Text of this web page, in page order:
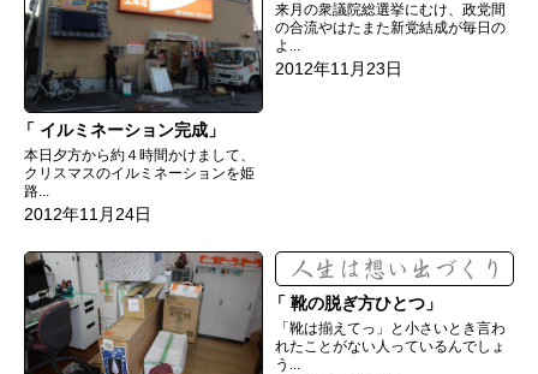
イルミネーション完成
本日夕方から約４時間かけまして、
クリスマスのイルミネーションを姫
路...
2012年11月24日
来月の衆議院総選挙にむけ、政党間
の合流やはたまた新党結成が毎日の
よ...
2012年11月23日
靴の脱ぎ方ひとつ
「靴は揃えてっ」と小さいとき言わ
れたことがない人っているんでしょ
う...